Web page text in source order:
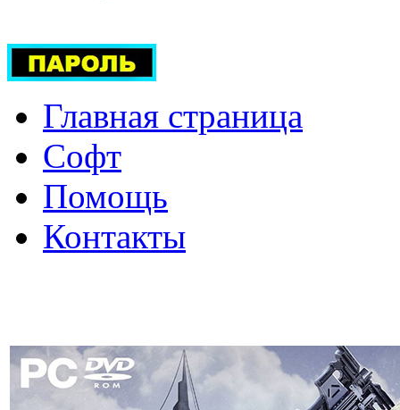
Главная страница
Софт
Помощь
Контакты